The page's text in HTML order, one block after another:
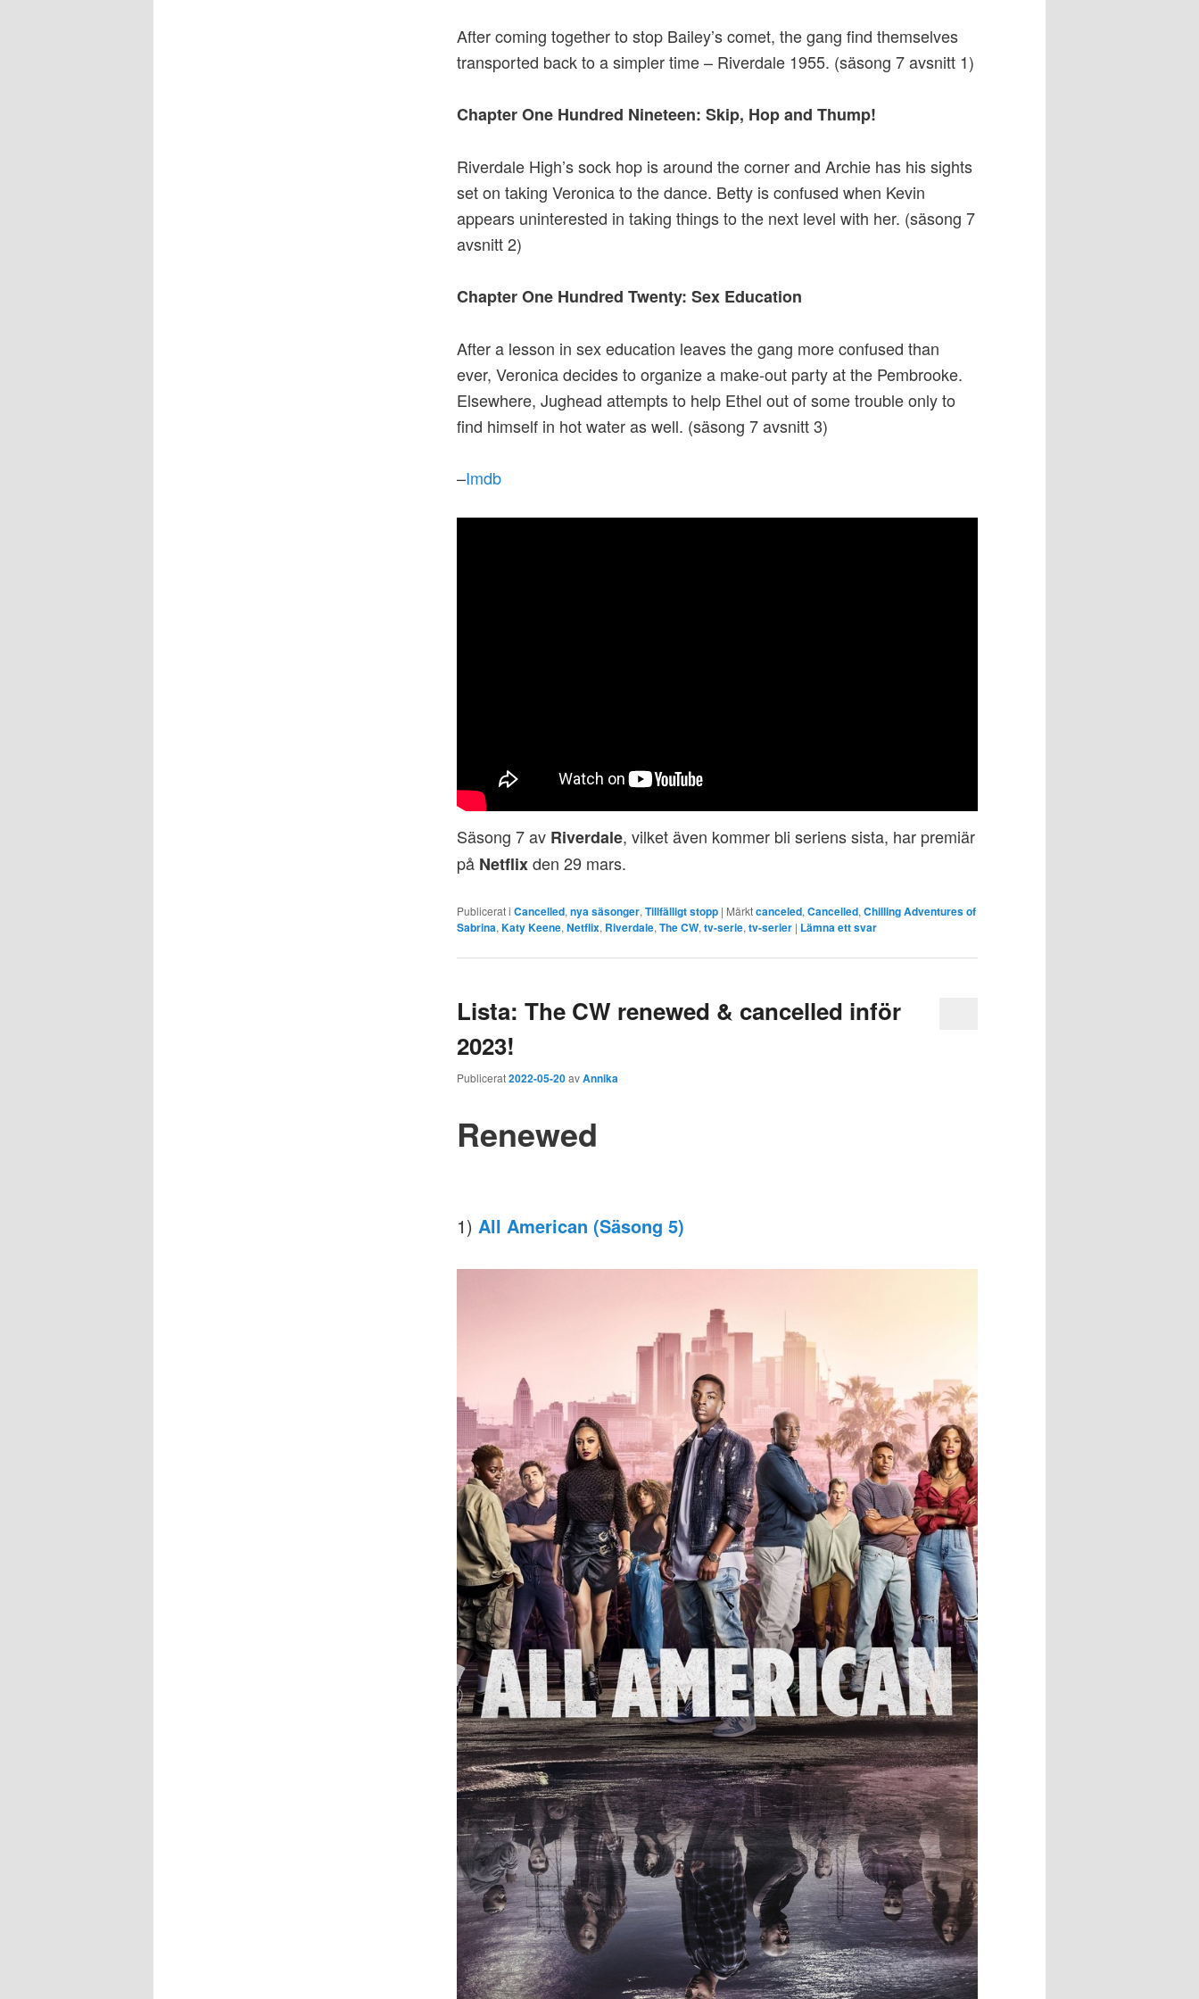
After coming together to stop Bailey’s comet, the gang find themselves
transported back to a simpler time – Riverdale 1955. (säsong 7 avsnitt 1)
Chapter One Hundred Nineteen: Skip, Hop and Thump!
Riverdale High’s sock hop is around the corner and Archie has his sights
set on taking Veronica to the dance. Betty is confused when Kevin
appears uninterested in taking things to the next level with her. (säsong 7
avsnitt 2)
Chapter One Hundred Twenty: Sex Education
After a lesson in sex education leaves the gang more confused than
ever, Veronica decides to organize a make-out party at the Pembrooke.
Elsewhere, Jughead attempts to help Ethel out of some trouble only to
find himself in hot water as well. (säsong 7 avsnitt 3)
–Imdb
Säsong 7 av Riverdale, vilket även kommer bli seriens sista, har premiär
på Netflixden 29 mars.
Publicerat i Cancelled, nya säsonger, Tillfälligt stopp | Märktcanceled, Cancelled, Chilling Adventures of
Sabrina, Katy Keene, Netflix, Riverdale, The CW, tv-serie, tv-serier | Lämna ett svar
Lista: The CW renewed & cancelled inför
2023!
Publicerat2022-05-20avAnnika
Renewed
1) All American (Säsong 5)